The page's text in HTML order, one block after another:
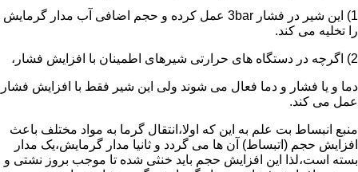
1) این شیر در فشار 3bar عمل کرده و حجم اضافی آب مدار گرمایش
را تخلیه می کند.
2) اگرچه در دستگاه های حرارتی شیرهای اطمینان با افزایش فشار،
دما و یا فشار و دما فعال می شوند ولی این شیر فقط با افزایش فشار
عمل می کند.
منبع انبساط بت علم به این که اولا،انتقال گرما به مواد مختلف باعث
افزایش حجم (اتبساط) آن ها می گردد و ثانیا مدار گرمایش،یک مدار
بسته است،لذا این افزایش حجم باید خنثی شده تا موجب بروز نشتی و